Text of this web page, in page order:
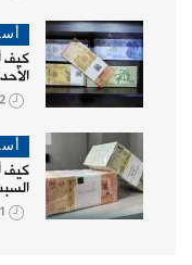
كيف
02
كيف
01